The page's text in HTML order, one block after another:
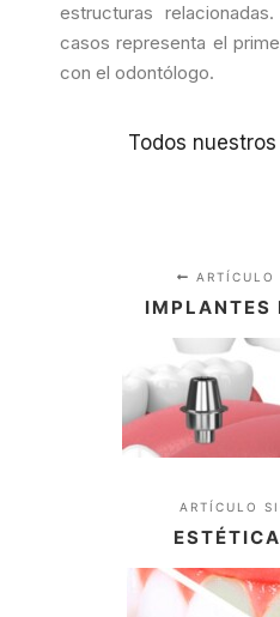
estructuras
casos representa el
con el odontólogo.
Todos
ARTÍCULO
IMPLANTES
ARTÍCULO